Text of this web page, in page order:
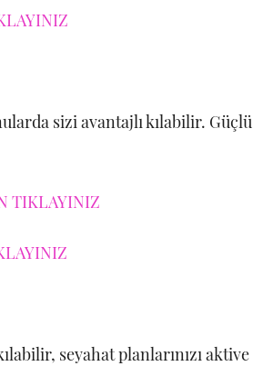
sizi avantajlı kılabilir. Güçlü
TIKLAYINIZ
seyahat planlarınızı aktive